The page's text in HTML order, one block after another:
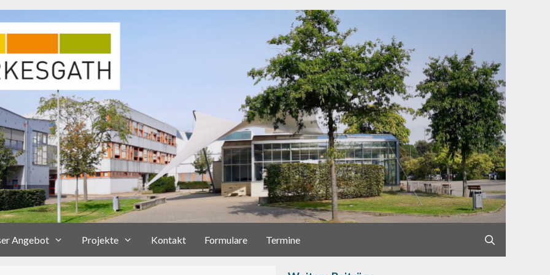
Angebot Projekte Kontakt Formulare Termine